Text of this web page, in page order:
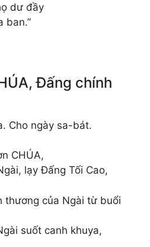
dư đầy
ban.”
Đấng chính
Cho ngày sa-bát.
CHÚA,
lạy Đấng Tối Cao,
thương của Ngài từ buổi
suốt canh khuya,